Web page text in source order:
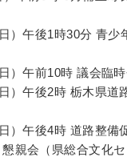
）午後1時30分 青少
）午前10時 議会臨時
）午後2時 栃木県道
）午後4時 道路整備
親会（県総合文化セ